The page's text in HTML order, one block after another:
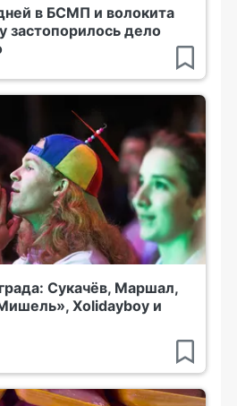
в БСМП и волокита
застопорилось дело
Сукачёв, Маршал,
Xolidayboy и